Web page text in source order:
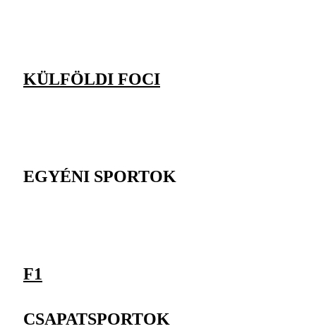
KÜLFÖLDI FOCI
EGYÉNI SPORTOK
F1
CSAPATSPORTOK